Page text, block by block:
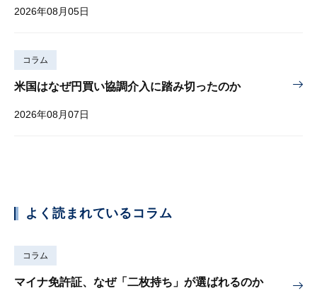
2026年08月05日
コラム
米国はなぜ円買い協調介入に踏み切ったのか
2026年08月07日
よく読まれているコラム
コラム
マイナ免許証、なぜ「二枚持ち」が選ばれるのか